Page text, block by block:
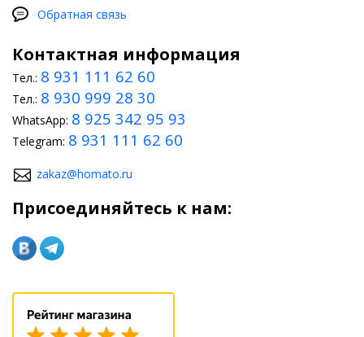
Обратная связь
Контактная информация
Тел.: 8 931 111 62 60
Тел.: 8 930 999 28 30
WhatsApp: 8 925 342 95 93
Telegram: 8 931 111 62 60
zakaz@homato.ru
Присоединяйтесь к нам: